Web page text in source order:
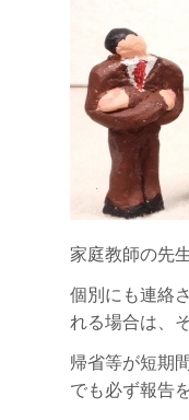
家庭教師の先
個別にも連絡
れる場合は、
帰省等が短期
でも必ず報告